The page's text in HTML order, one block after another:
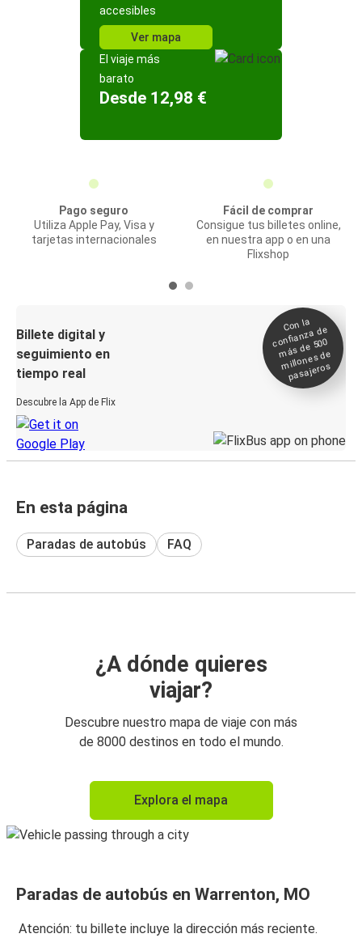
accesibles
Ver mapa
El viaje más
barato
Desde 12,98 €
Pago seguro
Utiliza Apple Pay, Visa y
tarjetas internacionales
Fácil de comprar
Consigue tus billetes online,
en nuestra app o en una
Flixshop
Billete digital y
seguimiento en
tiempo real
Descubre la App de Flix
Con la
confianza de
más de 500
millones de
pasajeros
En esta página
Paradas de autobús FAQ
¿A dónde quieres
viajar?
Descubre nuestro mapa de viaje con más
de 8000 destinos en todo el mundo.
Explora el mapa
Paradas de autobús en Warrenton, MO
Atención: tu billete incluye la dirección más reciente.